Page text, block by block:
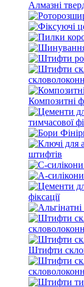
Алмазні
Композитні
тимчасової
штифтів
фіксації
Штифти